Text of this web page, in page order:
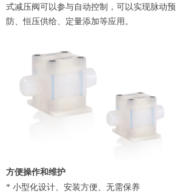
式减压阀可以参与自动控制，可以实现脉动预
防、恒压供给、定量添加等应用。
方便操作和维护
* 小型化设计、安装方便、无需保养